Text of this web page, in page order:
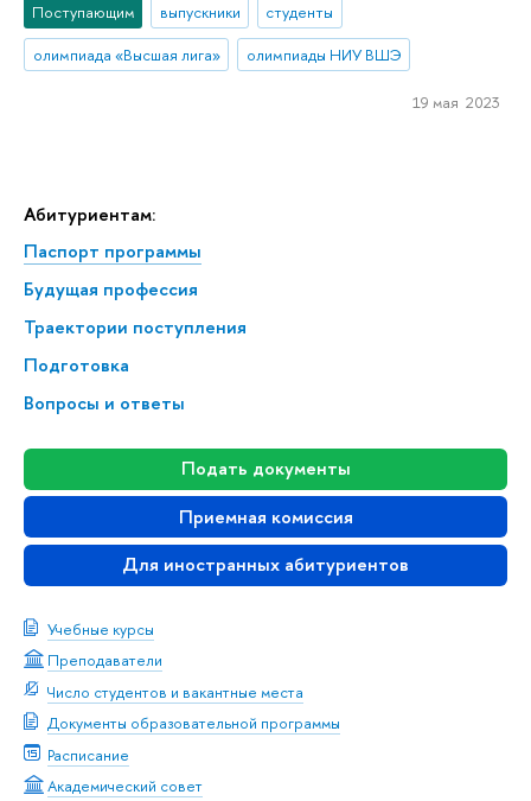
Абитуриентам:
Паспорт программы
Будущая профессия
Траектории поступления
Подготовка
Вопросы и ответы
Подать документы
Приемная комиссия
Для иностранных абитуриентов
Учебные курсы
Преподаватели
Число студентов и вакантные места
Документы образовательной программы
Расписание
Академический совет
Поступающим выпускники
студенты
олимпиада «Высшая лига»
олимпиады НИУ ВШЭ
19 мая 2023